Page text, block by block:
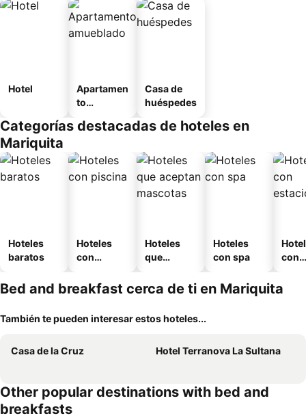
Hotel
Apartamen
to
o
Casa de
huéspedes
Categorías destacadas de hoteles en
Mariquita
Hoteles
baratos
Hoteles
con
Hoteles
que
mascotas
Hoteles
con spa
con
Bed and breakfast cerca de ti en Mariquita
También te pueden interesar estos hoteles...
Casa de la Cruz Hotel Terranova La Sultana
Other popular destinations with bed and
breakfasts